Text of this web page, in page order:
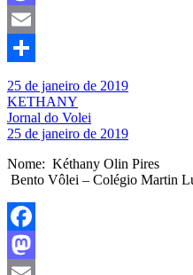
Mastodon
Email
25 de janeiro de 2019
KETHANY
Jornal do Volei
25 de janeiro de 2019
Nome: Kéthany Olin
Bento Vôlei – Colégio Martin
Facebook